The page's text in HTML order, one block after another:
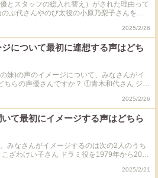
。の話し合いの結果、2004年の春に正式にド
、翌年2005年(当時75歳)で、ドラえもん役の
乃梨子さん、しずか役の野村道子さんと同じ
のパパ(野比のび助)を降板することが決定。
13年間演じ続けたのび太のパパ(野比のび助)
今年(2025年)で、松本保典さんがのび太のパ
。 松本保典さんはのび太のパパ(野比のび助)
とスタッフの総入れ替え）がされた理由って
優さんが高齢化していたので、レギュラー
すが、作画やBGM、また準レギュラー声優の
分かりません。 ドラミ役のよこざ
時点で52歳でした。 ジャイアンのママ役の
時点で57歳でした。 スネ夫のママ役の横尾
で53歳でした。 しずかのママ役の松原雅子
歳でした。 のび太たちの担任の先生役は降
。 のび太のママ役の千々松幸子さんは降板
のび太のパパ役の中庸助さんは降板当時の
ていた芝山努さんも当時64歳でしたがリニュ
らも映画シリーズからも降板されています。
ー声優の50代の声優陣の交代までする必要が
の2005年当時の平均年齢は69歳でした。 ド
道
2025/2/26
について最初に連想する声はどち
妹)の声のイメージについて、みなさんがイ
んですか？ ①青木和代さん ジャ
年担当。 「ドラえもん」で共演していたド
年頃に高齢を理由に降板を申し入れたこ
優陣の刷新が決定。 結果的に製作スタッフ
果、2004年の春に正式にドラえもんの声優
時58歳)で、ドラえもん役の大山のぶ代さ
しずか役の野村道子さんと同じタイミングで
することが決定。 2005年3月いっぱいでジャ
年)で、山崎バニラさんがジャイアン(剛田
目
2025/2/26
て最初にイメージする声はどちら
みなさんがイメージするのは次の2人のうち
で共演していたドラえもん役・大山のぶ代
板を申し入れたことがきっかけで、ドラえ
2025/2/21